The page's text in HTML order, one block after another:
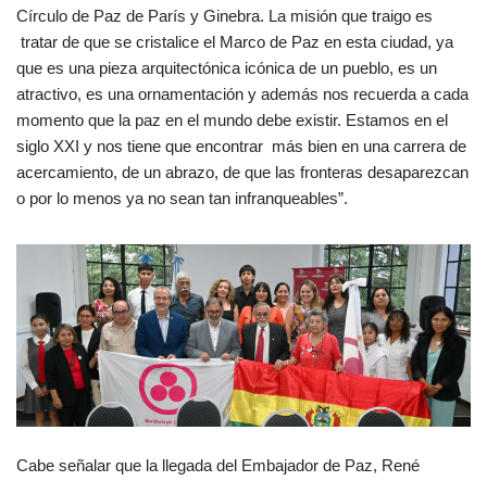
Círculo de Paz de París y Ginebra. La misión que traigo es
tratar de que se cristalice el Marco de Paz en esta ciudad, ya
que es una pieza arquitectónica icónica de un pueblo, es un
atractivo, es una ornamentación y además nos recuerda a cada
momento que la paz en el mundo debe existir. Estamos en el
siglo XXI y nos tiene que encontrar más bien en una carrera de
acercamiento, de un abrazo, de que las fronteras desaparezcan
o por lo menos ya no sean tan infranqueables”.
Cabe señalar que la llegada del Embajador de Paz, René